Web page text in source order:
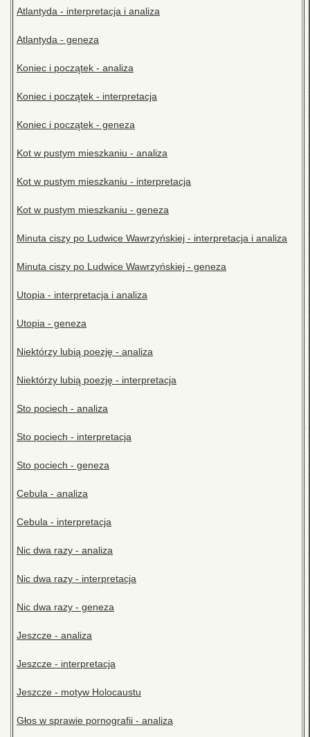
Atlantyda - interpretacja i analiza
Atlantyda - geneza
Koniec i początek - analiza
Koniec i początek - interpretacja
Koniec i początek - geneza
Kot w pustym mieszkaniu - analiza
Kot w pustym mieszkaniu - interpretacja
Kot w pustym mieszkaniu - geneza
Minuta ciszy po Ludwice Wawrzyńskiej - interpretacja i analiza
Minuta ciszy po Ludwice Wawrzyńskiej - geneza
Utopia - interpretacja i analiza
Utopia - geneza
Niektórzy lubią poezję - analiza
Niektórzy lubią poezję - interpretacja
Sto pociech - analiza
Sto pociech - interpretacja
Sto pociech - geneza
Cebula - analiza
Cebula - interpretacja
Nic dwa razy - analiza
Nic dwa razy - interpretacja
Nic dwa razy - geneza
Jeszcze - analiza
Jeszcze - interpretacja
Jeszcze - motyw Holocaustu
Głos w sprawie pornografii - analiza